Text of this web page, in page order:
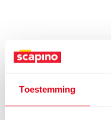
Toestemming